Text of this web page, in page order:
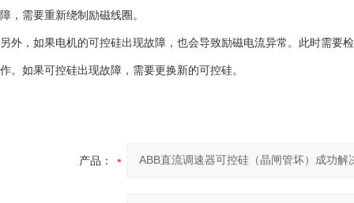
障，需要重新绕制励磁线圈。
另外，如果电机的可控硅出现故障，也会导致励磁电流异常。此时需要
作。如果可控硅出现故障，需要更换新的可控硅。
产品：